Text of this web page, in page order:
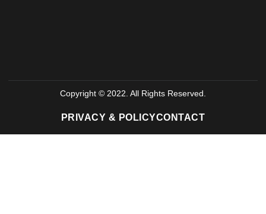
Copyright © 2022. All Rights Reserved.
PRIVACY & POLICYCONTACT